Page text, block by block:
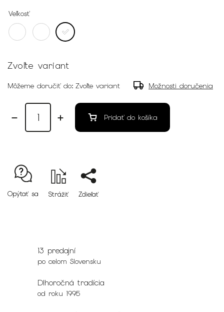
Veľkosť
Zvoľte variant
Môžeme doručiť do: Zvoľte variant Možnosti doručenia
Pridať do košíka
Opýtať sa Strážiť Zdieľať
13 predajní
po celom Slovensku
Dlhoročná tradícia
od roku 1995